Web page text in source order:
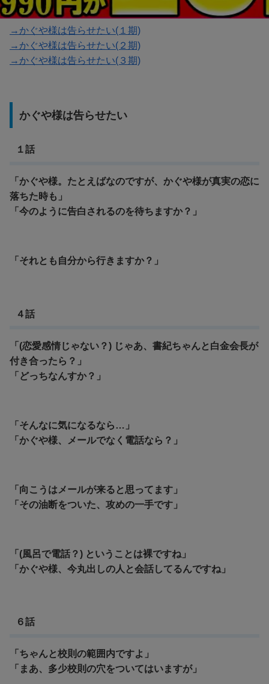
→かぐや様は告らせたい(１期)
→かぐや様は告らせたい(２期)
→かぐや様は告らせたい(３期)
かぐや様は告らせたい
１話
「かぐや様。たとえばなのですが、かぐや様が真実の恋に
落ちた時も」
「今のように告白されるのを待ちますか？」
「それとも自分から行きますか？」
４話
「(恋愛感情じゃない？) じゃあ、書紀ちゃんと白金会長が
付き合ったら？」
「どっちなんすか？」
「そんなに気になるなら…」
「かぐや様、メールでなく電話なら？」
「向こうはメールが来ると思ってます」
「その油断をついた、攻めの一手です」
「(風呂で電話？) ということは裸ですね」
「かぐや様、今丸出しの人と会話してるんですね」
６話
「ちゃんと校則の範囲内ですよ」
「まあ、多少校則の穴をついてはいますが」